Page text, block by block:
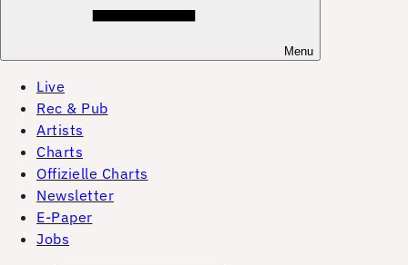
Menu
Live
Rec & Pub
Artists
Charts
Offizielle Charts
Newsletter
E-Paper
Jobs